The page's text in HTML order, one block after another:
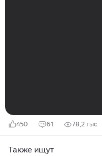
450 61 78,2 тыс
Также ищут